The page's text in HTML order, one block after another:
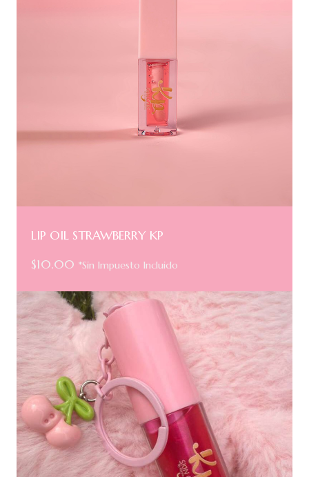
LIP OIL STRAWBERRY KP
$10.00 *Sin Impuesto Incluido